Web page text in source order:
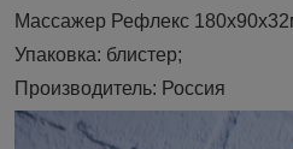
Массажер Рефлекс
Упаковка: блистер;
Производитель: Россия